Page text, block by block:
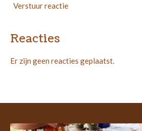
Verstuur reactie
Reacties
Er zijn geen reacties geplaatst.